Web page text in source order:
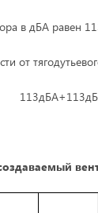
в дБА равен